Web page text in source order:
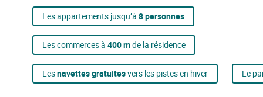
Les appartements jusqu’à 8 personnes
Les commerces à 400 mde la résidence
Lesnavettes gratuitesvers les pistes en hiver Le